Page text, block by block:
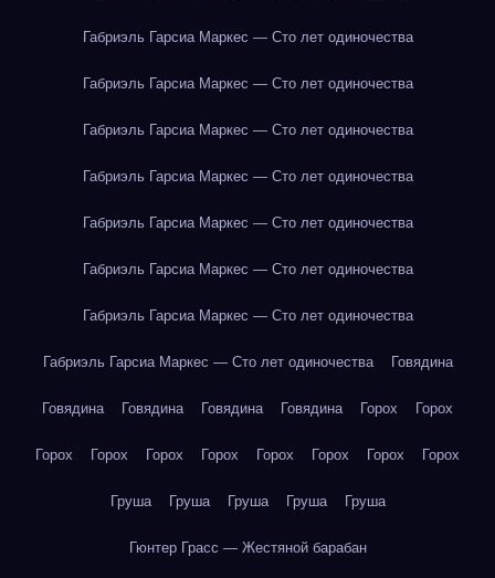
Габриэль Гарсиа Маркес — Сто лет одиночества
Габриэль Гарсиа Маркес — Сто лет одиночества
Габриэль Гарсиа Маркес — Сто лет одиночества
Габриэль Гарсиа Маркес — Сто лет одиночества
Габриэль Гарсиа Маркес — Сто лет одиночества
Габриэль Гарсиа Маркес — Сто лет одиночества
Габриэль Гарсиа Маркес — Сто лет одиночества
Габриэль Гарсиа Маркес — Сто лет одиночества Говядина
Говядина Говядина Говядина Говядина Горох Горох
Горох Горох Горох Горох Горох Горох Горох Горох
Груша Груша Груша Груша Груша
Гюнтер Грасс — Жестяной барабан